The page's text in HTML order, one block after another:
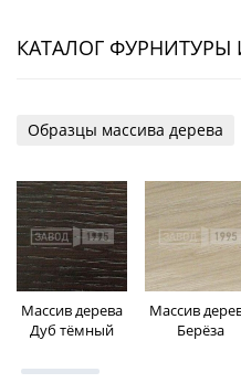
КАТАЛОГ ФУРНИТУРЫ
Образцы массива дерева
Массив дерева
Дуб тёмный
Массив
Берёза